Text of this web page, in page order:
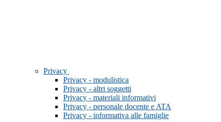
Privacy
Privacy - modulistica
Privacy - altri soggetti
Privacy - materiali informativi
Privacy - personale docente e ATA
Privacy - informativa alle famiglie